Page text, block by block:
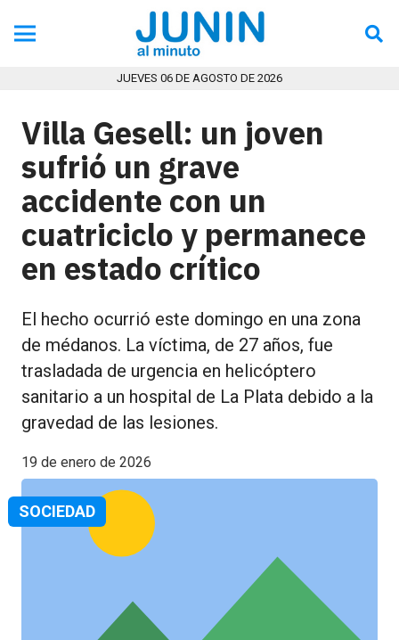
JUEVES 06 DE AGOSTO DE 2026
Villa Gesell: un joven
sufrió un grave
accidente con un
cuatriciclo y permanece
en estado crítico
El hecho ocurrió este domingo en una zona
de médanos. La víctima, de 27 años, fue
trasladada de urgencia en helicóptero
sanitario a un hospital de La Plata debido a la
gravedad de las lesiones.
19 de enero de 2026
SOCIEDAD